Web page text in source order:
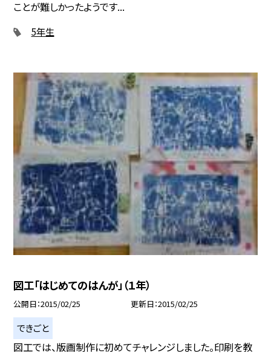
ことが難しかったようです...
5年生
図工「はじめてのはんが」（１年）
公開日 2015/02/25 更新日 2015/02/25
できごと
図工では、版画制作に初めてチャレンジしました。印刷を教